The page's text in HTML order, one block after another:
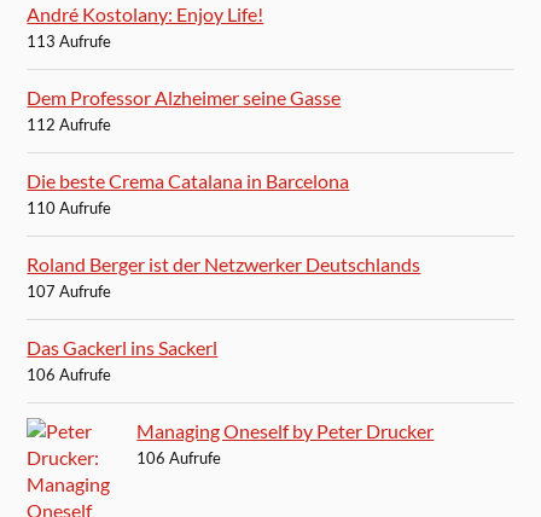
André Kostolany: Enjoy Life!
113 Aufrufe
Dem Professor Alzheimer seine Gasse
112 Aufrufe
Die beste Crema Catalana in Barcelona
110 Aufrufe
Roland Berger ist der Netzwerker Deutschlands
107 Aufrufe
Das Gackerl ins Sackerl
106 Aufrufe
Managing Oneself by Peter Drucker
106 Aufrufe